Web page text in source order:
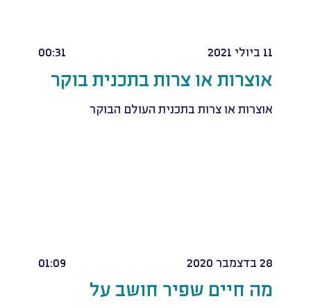
11 ביולי 2021 00:31
אוצרות או צרות בתכנית בוקר
אוצרות או צרות בתכנית העולם הבוקר
28 בדצמבר 2020 01:09
מה חיים שפיר חושב על